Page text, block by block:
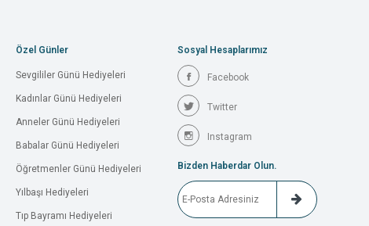
Özel Günler
Sevgililer Günü Hediyeleri
Kadınlar Günü Hediyeleri
Anneler Günü Hediyeleri
Babalar Günü Hediyeleri
Öğretmenler Günü Hediyeleri
Yılbaşı Hediyeleri
Tıp Bayramı Hediyeleri
Sosyal Hesaplarımız
Facebook
Twitter
Instagram
Bizden Haberdar Olun.